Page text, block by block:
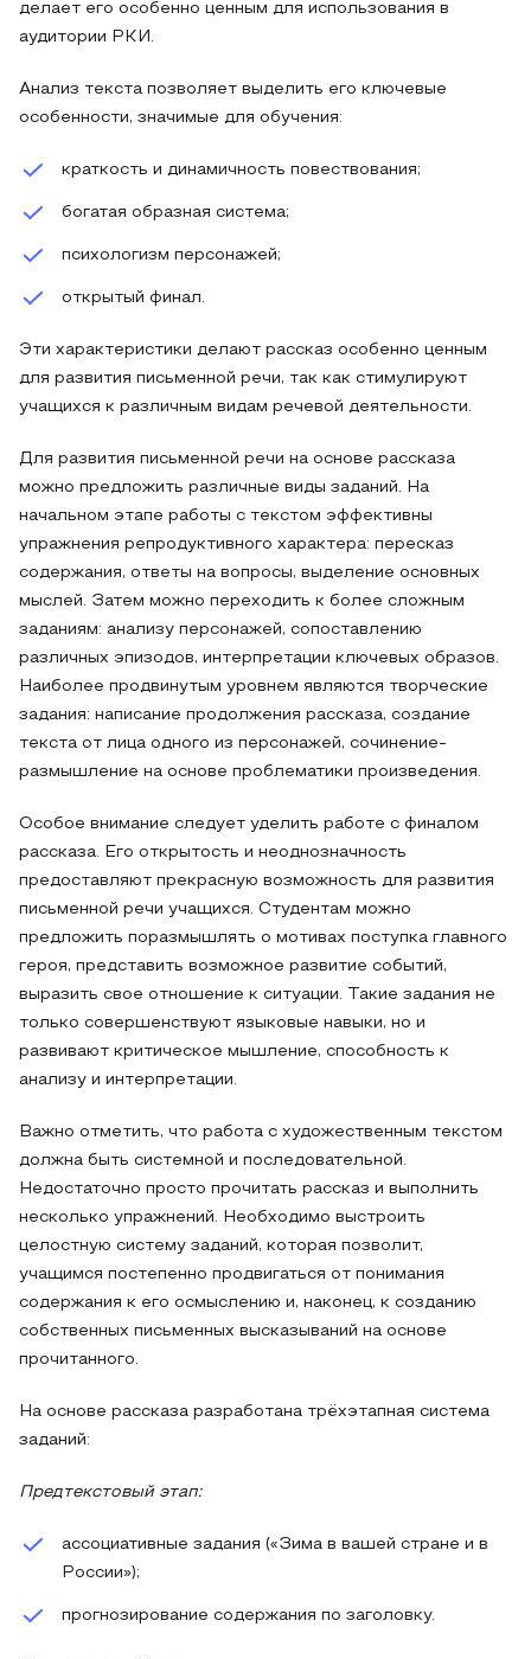
делает его особенно ценным для использования в
аудитории РКИ.
Анализ текста позволяет выделить его ключевые
особенности, значимые для обучения:
краткость и динамичность повествования;
богатая образная система;
психологизм персонажей;
открытый финал.
Эти характеристики делают рассказ особенно ценным
для развития письменной речи, так как стимулируют
учащихся к различным видам речевой деятельности.
Для развития письменной речи на основе рассказа
можно предложить различные виды заданий. На
начальном этапе работы с текстом эффективны
упражнения репродуктивного характера: пересказ
содержания, ответы на вопросы, выделение основных
мыслей. Затем можно переходить к более сложным
заданиям: анализу персонажей, сопоставлению
различных эпизодов, интерпретации ключевых образов.
Наиболее продвинутым уровнем являются творческие
задания: написание продолжения рассказа, создание
текста от лица одного из персонажей, сочинение-
размышление на основе проблематики произведения.
Особое внимание следует уделить работе с финалом
рассказа. Его открытость и неоднозначность
предоставляют прекрасную возможность для развития
письменной речи учащихся. Студентам можно
предложить поразмышлять о мотивах поступка главного
героя, представить возможное развитие событий,
выразить свое отношение к ситуации. Такие задания не
только совершенствуют языковые навыки, но и
развивают критическое мышление, способность к
анализу и интерпретации.
Важно отметить, что работа с художественным текстом
должна быть системной и последовательной.
Недостаточно просто прочитать рассказ и выполнить
несколько упражнений. Необходимо выстроить
целостную систему заданий, которая позволит,
учащимся постепенно продвигаться от понимания
содержания к его осмыслению и, наконец, к созданию
собственных письменных высказываний на основе
прочитанного.
На основе рассказа разработана трёхэтапная система
заданий:
Предтекстовый этап:
ассоциативные задания («Зима в вашей стране и в
России»);
прогнозирование содержания по заголовку.